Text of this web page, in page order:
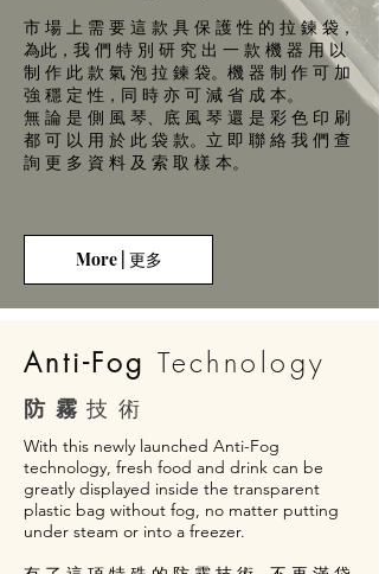
市 場 上 需 要 這 款 具 保 護 性 的 拉 鍊 袋，
為此，我 們 特 別 研 究 出 一 款 機 器 用 以
制 作 此 款 氣 泡 拉 鍊 袋。機 器 制 作 可 加
強 穩 定 性，同 時 亦 可 減 省 成 本。
無 論 是 側 風 琴、底 風 琴 還 是 彩 色 印 刷
都 可 以 用 於 此 袋 款。立 即 聯 絡 我 們 查
詢 更 多 資 料 及 索 取 樣 本。
More | 更多
Anti-FogTechnology
防 霧技 術
With this newly launched Anti-Fog
technology, fresh food and drink can be
greatly displayed inside the transparent
plastic bag without fog, no matter putting
under steam or into a freezer.